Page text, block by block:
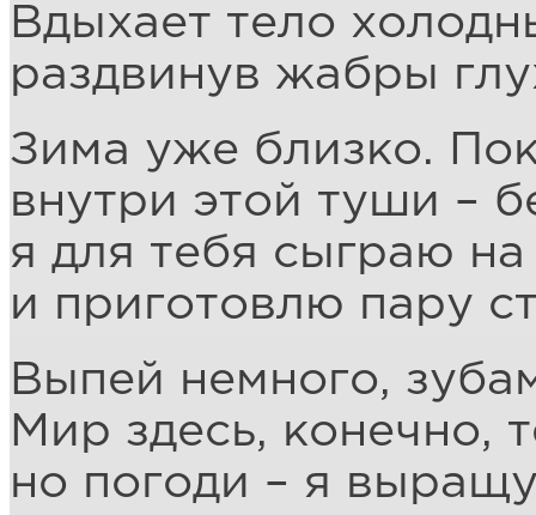
Вдыхает тело
раздвинув жабры
Зима уже близко.
внутри этой туши –
я для тебя сыграю на
и приготовлю пару
Выпей немного,
Мир здесь, конечно,
но погоди – я